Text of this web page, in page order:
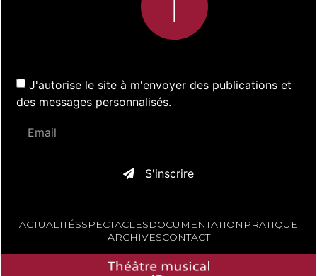
J'autorise le site à m'envoyer des publications et
des messages personnalisés.
S'inscrire
ACTUALITÉSSPECTACLESDOCUMENTATION PRATIQUE
ARCHIVESCONTACT